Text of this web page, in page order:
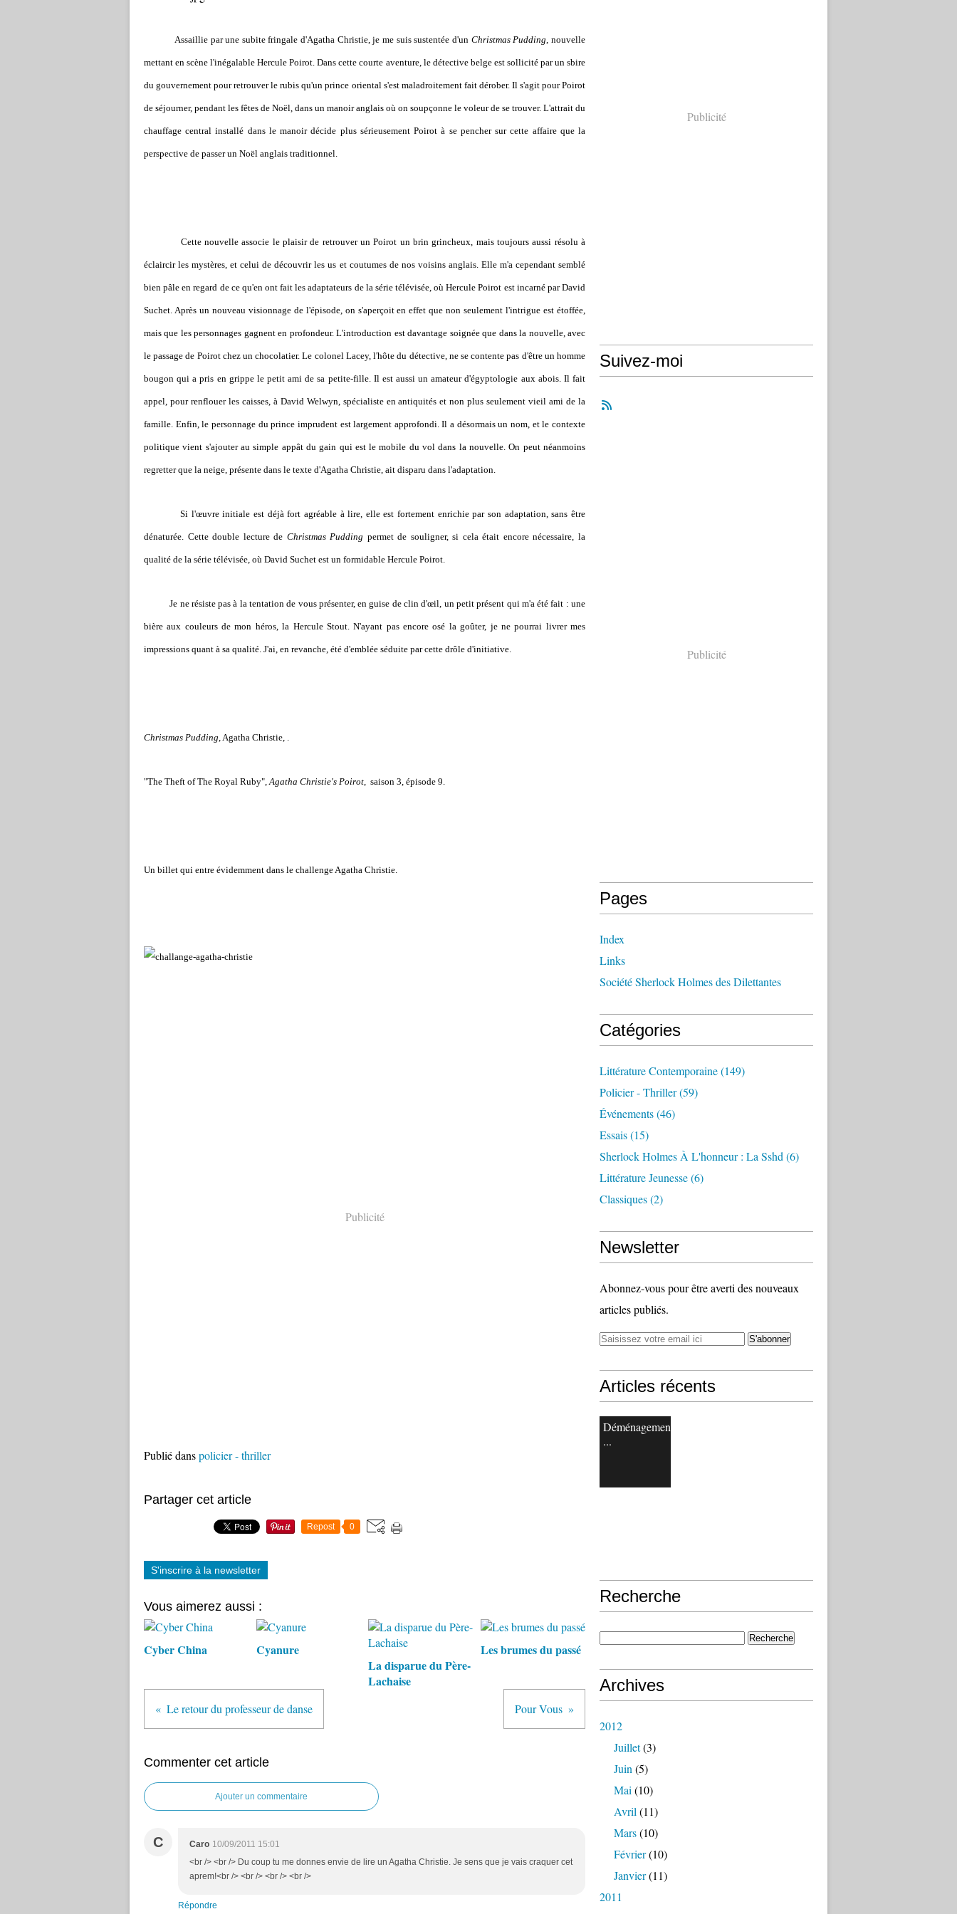
Assaillie par une subite fringale d'Agatha Christie, je me suis sustentée d'un Christmas Pudding, nouvelle
mettant en scène l'inégalable Hercule Poirot. Dans cette courte aventure, le détective belge est sollicité par un sbire
du gouvernement pour retrouver le rubis qu'un prince oriental s'est maladroitement fait dérober. Il s'agit pour Poirot
de séjourner, pendant les fêtes de Noël, dans un manoir anglais où on soupçonne le voleur de se trouver. L'attrait du
chauffage central installé dans le manoir décide plus sérieusement Poirot à se pencher sur cette affaire que la
perspective de passer un Noël anglais traditionnel.
Cette nouvelle associe le plaisir de retrouver un Poirot un brin grincheux, mais toujours aussi résolu à
éclaircir les mystères, et celui de découvrir les us et coutumes de nos voisins anglais. Elle m'a cependant semblé
bien pâle en regard de ce qu'en ont fait les adaptateurs de la série télévisée, où Hercule Poirot est incarné par David
Suchet. Après un nouveau visionnage de l'épisode, on s'aperçoit en effet que non seulement l'intrigue est étoffée,
mais que les personnages gagnent en profondeur. L'introduction est davantage soignée que dans la nouvelle, avec
le passage de Poirot chez un chocolatier. Le colonel Lacey, l'hôte du détective, ne se contente pas d'être un homme
bougon qui a pris en grippe le petit ami de sa petite-fille. Il est aussi un amateur d'égyptologie aux abois. Il fait
appel, pour renflouer les caisses, à David Welwyn, spécialiste en antiquités et non plus seulement vieil ami de la
famille. Enfin, le personnage du prince imprudent est largement approfondi. Il a désormais un nom, et le contexte
politique vient s'ajouter au simple appât du gain qui est le mobile du vol dans la nouvelle. On peut néanmoins
regretter que la neige, présente dans le texte d'Agatha Christie, ait disparu dans l'adaptation.
Si l'œuvre initiale est déjà fort agréable à lire, elle est fortement enrichie par son adaptation, sans être
dénaturée. Cette double lecture de Christmas Pudding permet de souligner, si cela était encore nécessaire, la
qualité de la série télévisée, où David Suchet est un formidable Hercule Poirot.
Je ne résiste pas à la tentation de vous présenter, en guise de clin d'œil, un petit présent qui m'a été fait : une
bière aux couleurs de mon héros, la Hercule Stout. N'ayant pas encore osé la goûter, je ne pourrai livrer mes
impressions quant à sa qualité. J'ai, en revanche, été d'emblée séduite par cette drôle d'initiative.
Christmas Pudding, Agatha Christie, .
"The Theft of The Royal Ruby",Agatha Christie's Poirot, saison 3, épisode 9.
Un billet qui entre évidemment dans le challenge Agatha Christie.
Publicité
Publié danspolicier - thriller
Partager cet article
Repost 0
S'inscrire à la newsletter
Vous aimerez aussi :
Cyber China
Cyanure
La disparue du Père-
Lachaise
Les brumes du passé
Le retour du professeur de danse Pour Vous
Commenter cet article
Ajouter un commentaire
C Caro 10/09/2011 15:01
<br /> <br /> Du coup tu me donnes envie de lire un Agatha Christie. Je sens que je vais craquer cet
aprem!<br /> <br /> <br /> <br />
Répondre
Publicité
Suivez-moi
Publicité
Pages
Index
Links
Société Sherlock Holmes des Dilettantes
Catégories
Littérature Contemporaine(149)
Policier - Thriller(59)
Événements(46)
Essais(15)
Sherlock Holmes À L'honneur : La Sshd (6)
Littérature Jeunesse(6)
Classiques(2)
Newsletter
Abonnez-vous pour être averti des nouveaux
articles publiés.
Articles récents
Déménagement
...
Recherche
Archives
2012
Juillet(3)
Juin (5)
Mai (10)
Avril (11)
Mars(10)
Février(10)
Janvier(11)
2011